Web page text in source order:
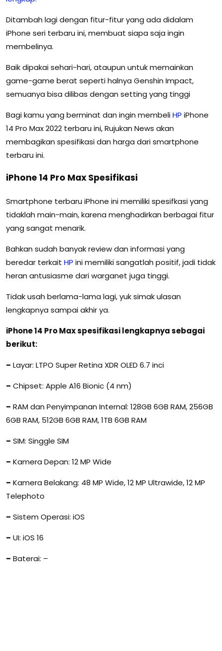
Ditambah lagi dengan fitur-fitur yang ada didalam
iPhone seri terbaru ini, membuat siapa saja ingin
membelinya.
Baik dipakai sehari-hari, ataupun untuk memainkan
game-game berat seperti halnya Genshin Impact,
semuanya bisa dilibas dengan setting yang tinggi
Bagi kamu yang berminat dan ingin membeliHP iPhone
14 Pro Max 2022 terbaru ini, Rujukan News akan
membagikan spesifikasi dan harga dari smartphone
terbaru ini.
iPhone 14 Pro Max Spesifikasi
Smartphone terbaru iPhone ini memiliki spesifkasi yang
tidaklah main-main, karena menghadirkan berbagai fitur
yang sangat menarik.
Bahkan sudah banyak review dan informasi yang
beredar terkait HP ini memiliki sangatlah positif, jadi tidak
heran antusiasme dari warganet juga tinggi.
Tidak usah berlama-lama lagi, yuk simak ulasan
lengkapnya sampai akhir ya.
iPhone 14 Pro Max spesifikasi lengkapnya sebagai
berikut:
– Layar: LTPO Super Retina XDR OLED 6.7 inci
– Chipset: Apple A16 Bionic (4 nm)
– RAM dan Penyimpanan Internal: 128GB 6GB RAM, 256GB
6GB RAM, 512GB 6GB RAM, 1TB 6GB RAM
– SIM: Singgle SIM
– Kamera Depan: 12 MP Wide
– Kamera Belakang: 48 MP Wide, 12 MP Ultrawide, 12 MP
Telephoto
– Sistem Operasi: iOS
– UI: iOS 16
– Baterai: –